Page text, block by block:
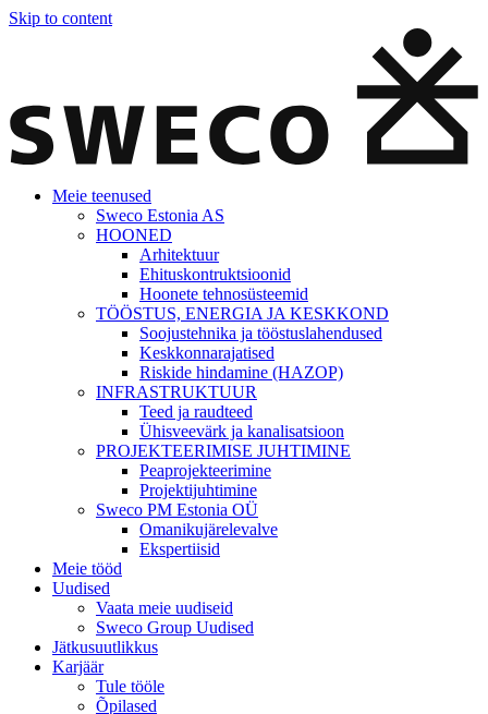
Skip to content
Meie teenused
Sweco Estonia AS
HOONED
Arhitektuur
Ehituskontruktsioonid
Hoonete tehnosüsteemid
TÖÖSTUS, ENERGIA JA KESKKOND
Soojustehnika ja tööstuslahendused
Keskkonnarajatised
Riskide hindamine (HAZOP)
INFRASTRUKTUUR
Teed ja raudteed
Ühisveevärk ja kanalisatsioon
PROJEKTEERIMISE JUHTIMINE
Peaprojekteerimine
Projektijuhtimine
Sweco PM Estonia OÜ
Omanikujärelevalve
Ekspertiisid
Meie tööd
Uudised
Vaata meie uudiseid
Sweco Group Uudised
Jätkusuutlikkus
Karjäär
Tule tööle
Õpilased